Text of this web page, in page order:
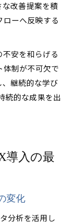
改善提案を積
ーへ反映する
安を和らげる
体制が不可欠で
継続的な学び
続的な成果を出
導入の最
変化
分析を活用し